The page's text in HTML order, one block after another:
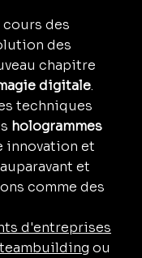
cours des
des
chapitre
digitale.
techniques
hologrammes
innovation et
et
comme des
d'entreprises
teambuilding ou